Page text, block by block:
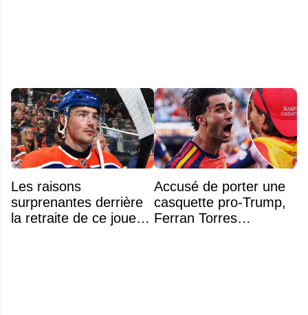
Les raisons
surprenantes derrière
la retraite de ce joueur
Accusé de porter une
casquette pro-Trump,
Ferran Torres